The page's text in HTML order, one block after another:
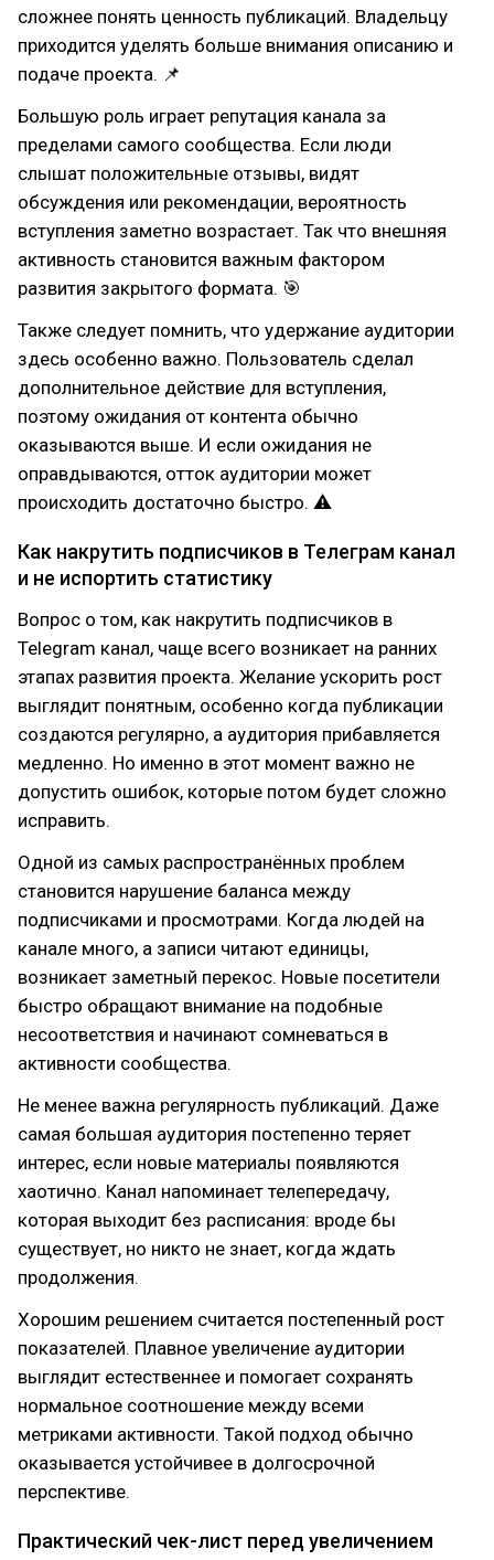
сложнее понять ценность публикаций. Владельцу
приходится уделять больше внимания описанию и
подаче проекта. 📌
Большую роль играет репутация канала за
пределами самого сообщества. Если люди
слышат положительные отзывы, видят
обсуждения или рекомендации, вероятность
вступления заметно возрастает. Так что внешняя
активность становится важным фактором
развития закрытого формата. 🎯
Также следует помнить, что удержание аудитории
здесь особенно важно. Пользователь сделал
дополнительное действие для вступления,
поэтому ожидания от контента обычно
оказываются выше. И если ожидания не
оправдываются, отток аудитории может
происходить достаточно быстро. ⚠
Как накрутить подписчиков в Телеграм канал
и не испортить статистику
Вопрос о том, как накрутить подписчиков в
Telegram канал, чаще всего возникает на ранних
этапах развития проекта. Желание ускорить рост
выглядит понятным, особенно когда публикации
создаются регулярно, а аудитория прибавляется
медленно. Но именно в этот момент важно не
допустить ошибок, которые потом будет сложно
исправить.
Одной из самых распространённых проблем
становится нарушение баланса между
подписчиками и просмотрами. Когда людей на
канале много, а записи читают единицы,
возникает заметный перекос. Новые посетители
быстро обращают внимание на подобные
несоответствия и начинают сомневаться в
активности сообщества.
Не менее важна регулярность публикаций. Даже
самая большая аудитория постепенно теряет
интерес, если новые материалы появляются
хаотично. Канал напоминает телепередачу,
которая выходит без расписания: вроде бы
существует, но никто не знает, когда ждать
продолжения.
Хорошим решением считается постепенный рост
показателей. Плавное увеличение аудитории
выглядит естественнее и помогает сохранять
нормальное соотношение между всеми
метриками активности. Такой подход обычно
оказывается устойчивее в долгосрочной
перспективе.
Практический чек-лист перед увеличением